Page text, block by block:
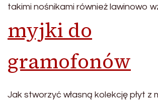
takimi nośnikami również lawinowo
myjki do
gramofonów
Jak stworzyć własną kolekcję płyt z